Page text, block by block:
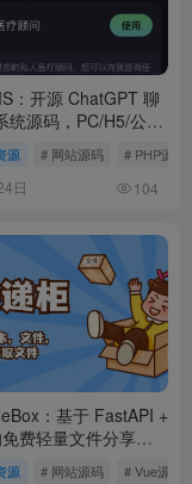
：开源 ChatGPT 聊
统源码，PC/H5/公众
，安全审核自带即用
源 # 网站源码 # PHP源码
日 104
：基于 FastAPI +
费轻量文件分享工
源 # 网站源码 # Vue源码